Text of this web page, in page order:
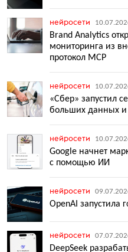
нейросети
Brand Analytics
мониторинга из
протокол МCP
нейросети
«Сбер» запустил
больших данных
нейросети
Google начнет
с помощью ИИ
нейросети
OpenAI запустила
нейросети
DeepSeek